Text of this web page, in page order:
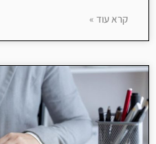
קרא עוד »